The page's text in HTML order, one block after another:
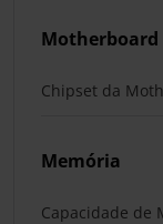
Motherboard
Chipset da
Memória
Capacidade de